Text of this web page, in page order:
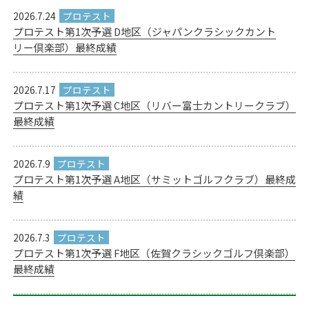
2026.7.24
プロテスト第1次予選 D地区（ジャパンクラシックカント
リー倶楽部）最終成績
2026.7.17
プロテスト第1次予選 C地区（リバー富士カントリークラブ）
最終成績
2026.7.9
プロテスト第1次予選 A地区（サミットゴルフクラブ）最終成
績
2026.7.3
プロテスト第1次予選 F地区（佐賀クラシックゴルフ倶楽部）
最終成績